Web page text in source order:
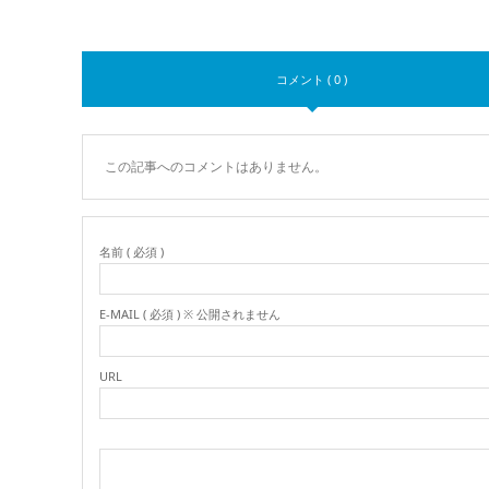
コメント ( 0 )
この記事へのコメントはありません。
名前 ( 必須 )
E-MAIL ( 必須 ) ※ 公開されません
URL